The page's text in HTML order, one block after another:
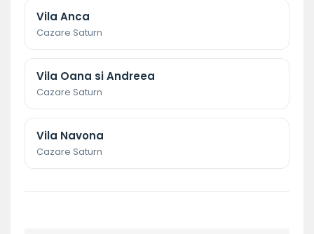
Vila Anca
Cazare Saturn
Vila Oana si Andreea
Cazare Saturn
Vila Navona
Cazare Saturn